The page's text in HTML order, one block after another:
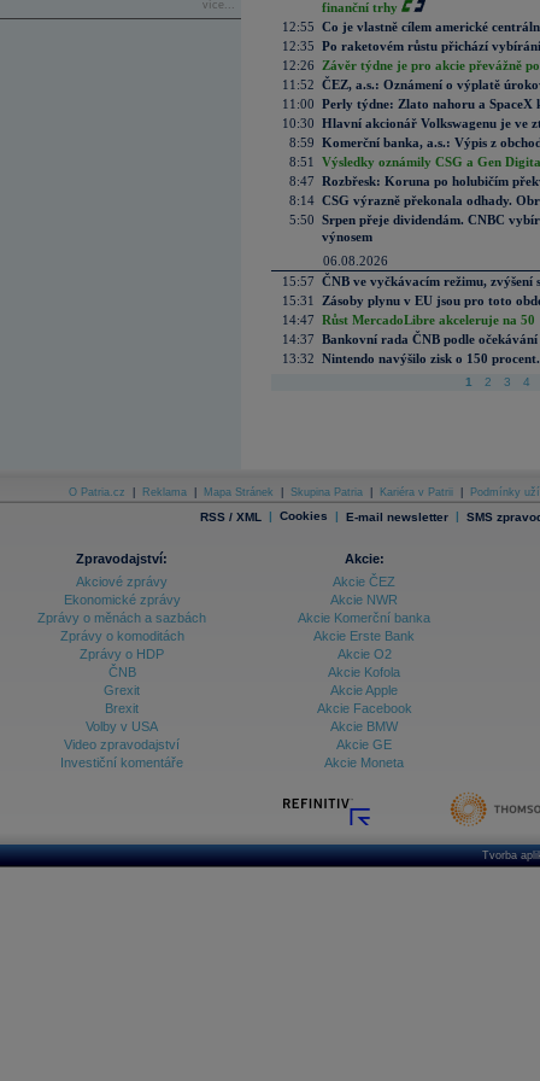
více...
finanční trhy
12:55 Co je vlastně cílem americké
12:35 Po raketovém růstu přichází
12:26
Závěr týdne je pro akcie převážně
11:52 ČEZ, a.s.: Oznámení o výplatě
11:00 Perly týdne: Zlato nahoru a SpaceX
10:30 Hlavní akcionář Volkswagenu je ve
8:59 Komerční banka, a.s.: Výpis z
8:51
Výsledky oznámily CSG a Gen
8:47 Rozbřesk: Koruna po holubičím
8:14 CSG výrazně překonala odhady.
5:50 Srpen přeje dividendám. CNBC
výnosem
06.08.2026
15:57 ČNB ve vyčkávacím režimu, zvýšení
15:31
Zásoby plynu v EU jsou pro toto
14:47 Růst MercadoLibre akceleruje na
14:37 Bankovní rada ČNB podle
13:32 Nintendo navýšilo zisk o 150
1 2 3 4
O Patria.cz Reklama Mapa Stránek Skupina Patria Kariéra v Patrii Podmínky
RSS / XML | Cookies | E-mail newsletter | SMS
Zpravodajství:
Akciové zprávy
Ekonomické zprávy
Zprávy o měnách a sazbách
Zprávy o komoditách
Zprávy o HDP
ČNB
Grexit
Brexit
Volby v USA
Video zpravodajství
Investiční komentáře
Akcie:
Akcie ČEZ
Akcie NWR
Akcie Komerční banka
Akcie Erste Bank
Akcie O2
Akcie Kofola
Akcie Apple
Akcie Facebook
Akcie BMW
Akcie GE
Akcie Moneta
Tvorba